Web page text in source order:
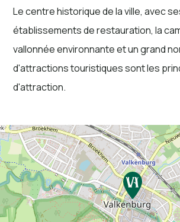
Le centre historique de la ville, avec
établissements de restauration, la
vallonnée environnante et un grand
d'attractions touristiques sont les
d'attraction.